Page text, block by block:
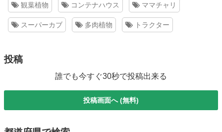
観葉植物 コンテナハウス ママチャリ
スーパーカブ 多肉植物 トラクター
投稿
誰でも今すぐ30秒で投稿出来る
投稿画面へ (無料)